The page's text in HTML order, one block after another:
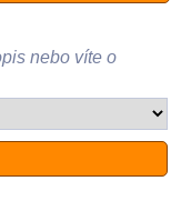
nebo víte o